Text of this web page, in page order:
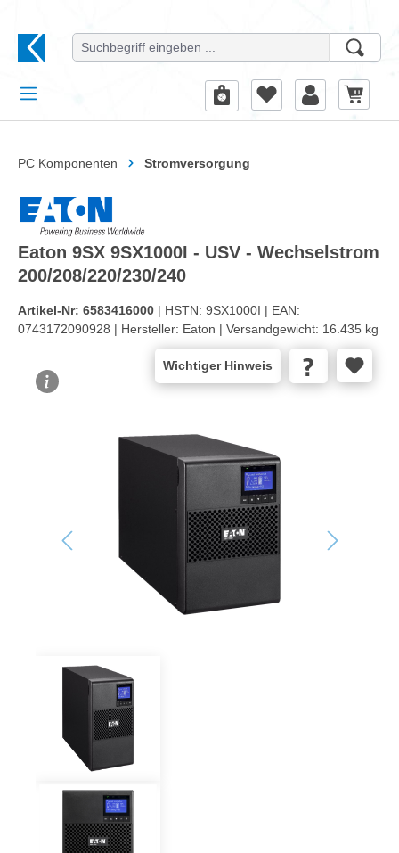
PC Komponenten Stromversorgung
Eaton 9SX 9SX1000I - USV - Wechselstrom
200/208/220/230/240
Artikel-Nr: 6583416000 | HSTN: 9SX1000I | EAN:
0743172090928 | Hersteller: Eaton | Versandgewicht: 16.435 kg
Wichtiger Hinweis